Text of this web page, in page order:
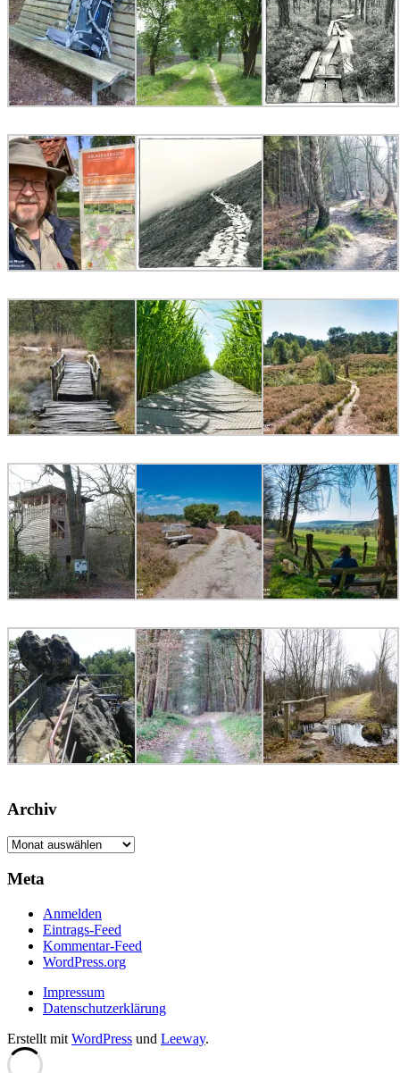
Archiv
Archiv
Meta
Anmelden
Eintrags-Feed
Kommentar-Feed
WordPress.org
Impressum
Datenschutzerklärung
Erstellt mit WordPress und Leeway.